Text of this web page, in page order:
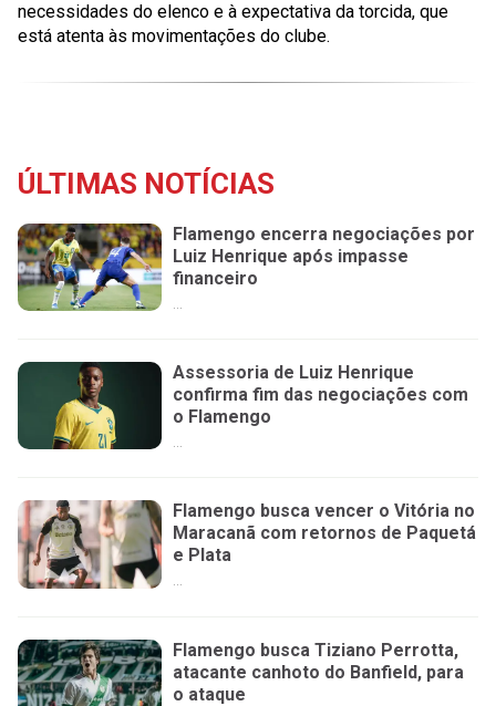
necessidades do elenco e à expectativa da torcida, que
está atenta às movimentações do clube.
ÚLTIMAS NOTÍCIAS
Flamengo encerra negociações por
Luiz Henrique após impasse
financeiro
...
Assessoria de Luiz Henrique
confirma fim das negociações com
o Flamengo
...
Flamengo busca vencer o Vitória no
Maracanã com retornos de Paquetá
e Plata
...
Flamengo busca Tiziano Perrotta,
atacante canhoto do Banfield, para
o ataque